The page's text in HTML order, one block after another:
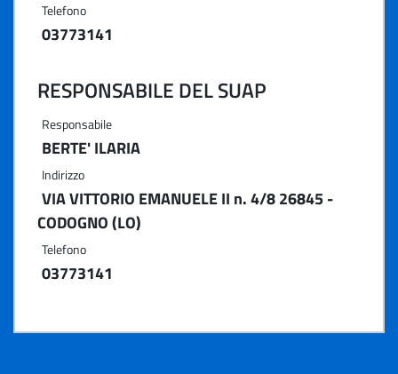
Telefono
03773141
RESPONSABILE DEL SUAP
Responsabile
BERTE' ILARIA
Indirizzo
VIA VITTORIO EMANUELE II n. 4/8 26845 -
CODOGNO (LO)
Telefono
03773141